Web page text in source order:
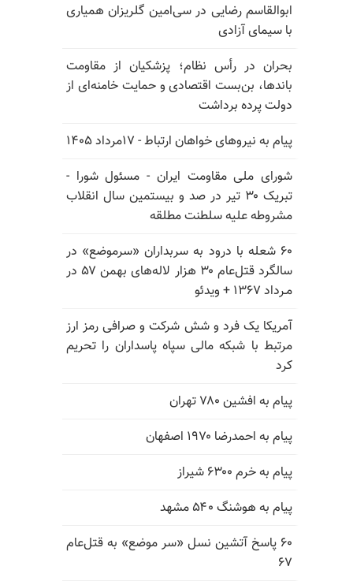
ابوالقاسم رضایی در سی‌امین گلریزان همیاری
با سیمای آزادی
بحران در رأس نظام؛ پزشکیان از مقاومت
باندها، بن‌بست اقتصادی و حمایت خامنه‌ای از
دولت پرده برداشت
پیام به نیروهای خواهان ارتباط - ۱۷مرداد ۱۴۰۵
شورای ملی مقاومت ایران - مسئول شورا -
تبریک ۳۰ تیر در صد و بیستمین سال انقلاب
مشروطه علیه سلطنت مطلقه
۶۰ شعله با درود به سربداران «سرموضع» در
سالگرد قتل‌عام ۳۰ هزار لاله‌های بهمن ۵۷ در
مـرداد ۱۳۶۷ + ویدئو
آمریکا یک فرد و شش شرکت و صرافی رمز ارز
مرتبط با شبکه مالی سپاه پاسداران را تحریم
کرد
پیام به افشین ۷۸۰ تهران
پیام به احمدرضا ۱۹۷۰ اصفهان
پیام به خرم ۶۳۰۰ شیراز
پیام به هوشنگ ۵۴۰ مشهد
۶۰ پاسخ آتشین نسل «سر موضع» به قتل‌عام
۶۷